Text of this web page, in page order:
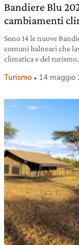
Bandiere Blu
cambiamenti
Sono 14 le nuove
comuni balneari che
climatica e del turismo.
Turismo 14 maggio